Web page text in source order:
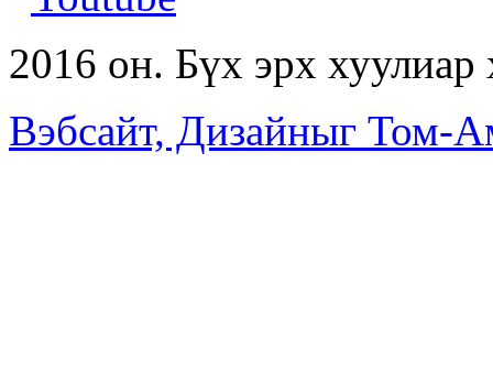
2016 он. Бүх эрх хуулиар
Вэбсайт, Дизайныг